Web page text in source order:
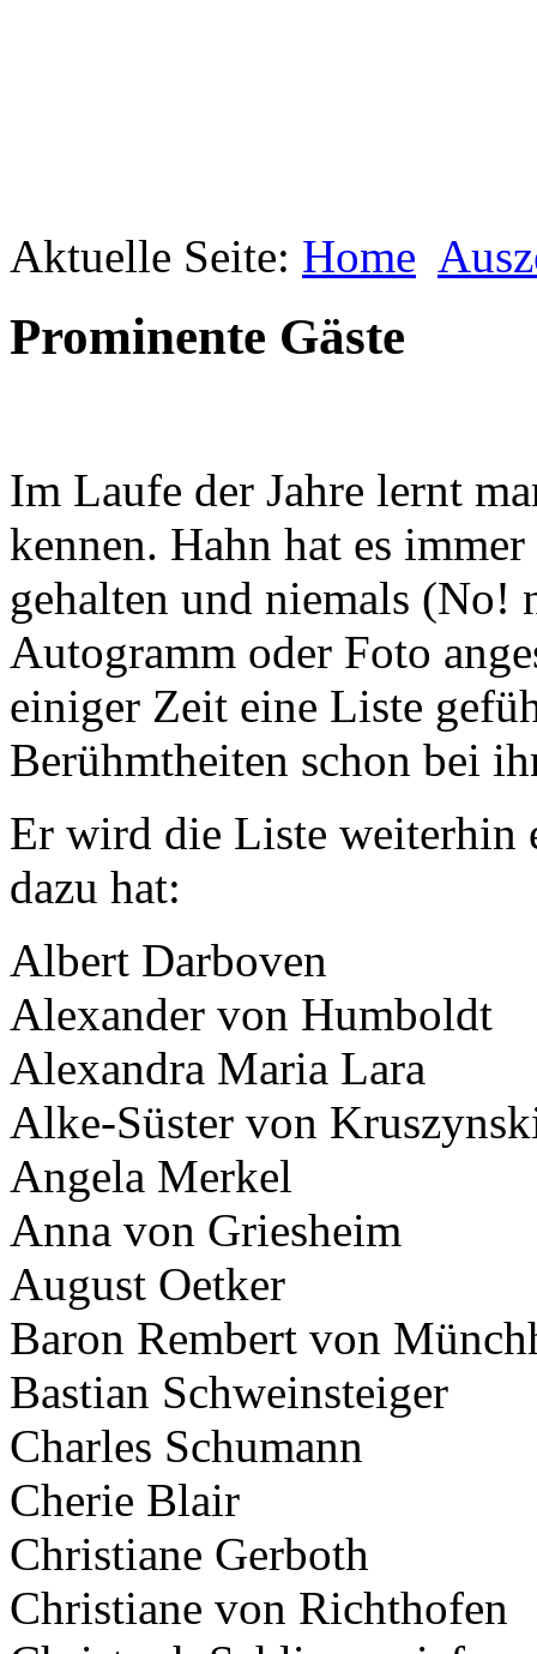
Geheimnisse, die
keine sind.
Ein Potpourri professioneller Rezepte.
regionalen Küche. Nachkochbar, aber
immer mit der besonderen Note.
mir wichtig.
Modernes Kochen mit dem Blick für
Regionalität, Frische und
Wirtschaftlichkeit.
Geheimnisse, die
keine sind.
Ein Potpourri professioneller Rezepte.
Für Liebhaber der einfachen und
immer mit der besonderen Note.
Gute Küche fällt
auch auf.
Veröffentlichungen in Print- und
Internetmedien zeigen das große
Interesse an anspruchsvoller Küche.
Aktuelle Seite: Home
Prominente Gäste
Im Laufe der Jahre lernt
kennen. Hahn hat es
gehalten und niemals (No!
Autogramm oder Foto
einiger Zeit eine Liste
Berühmtheiten schon bei
Er wird die Liste weiterhin
dazu hat:
Albert Darboven
Alexander von Humboldt
Alexandra Maria Lara
Alke-Süster von
Angela Merkel
Anna von Griesheim
August Oetker
Baron Rembert von
Bastian Schweinsteiger
Charles Schumann
Cherie Blair
Christiane Gerboth
Christiane von Richthofen